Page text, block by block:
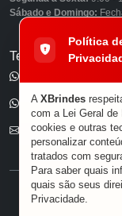
Sábado e Domingo:
Telefones
(11) 96585-7462
E-mail
Política
A XBrindes
com a Lei Geral de
cookies e outras
personalizar
tratados com
Para saber quais
quais são seus
Privacidade.